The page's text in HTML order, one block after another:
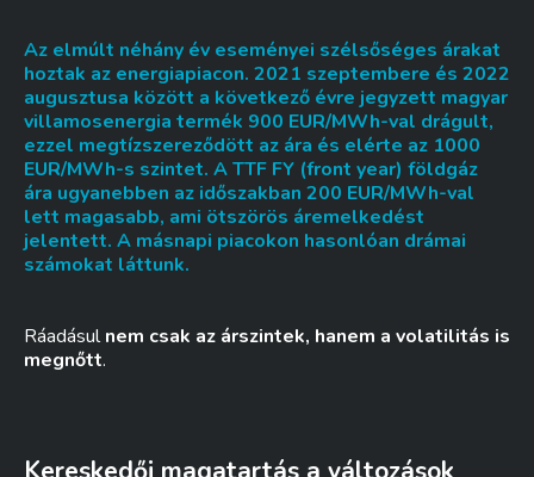
Az elmúlt néhány év eseményei szélsőséges árakat
hoztak az energiapiacon. 2021 szeptembere és 2022
augusztusa között a következő évre jegyzett magyar
villamosenergia termék 900 EUR/MWh-val drágult,
ezzel megtízszereződött az ára és elérte az 1000
EUR/MWh-s szintet. A TTF FY (front year) földgáz
ára ugyanebben az időszakban 200 EUR/MWh-val
lett magasabb, ami ötszörös áremelkedést
jelentett. A másnapi piacokon hasonlóan drámai
számokat láttunk.
Ráadásulnem csak az árszintek, hanem a volatilitás is
megnőtt.